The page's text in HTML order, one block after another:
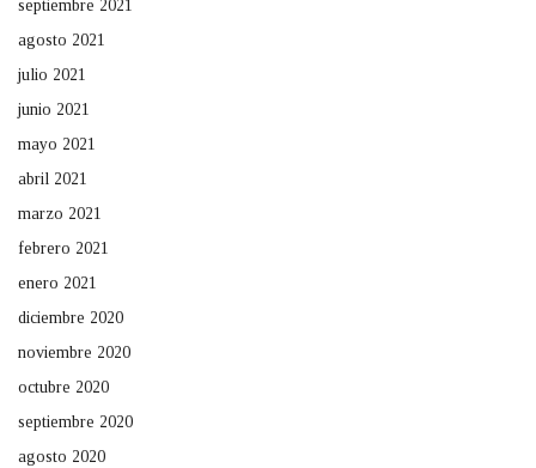
septiembre 2021
agosto 2021
julio 2021
junio 2021
mayo 2021
abril 2021
marzo 2021
febrero 2021
enero 2021
diciembre 2020
noviembre 2020
octubre 2020
septiembre 2020
agosto 2020